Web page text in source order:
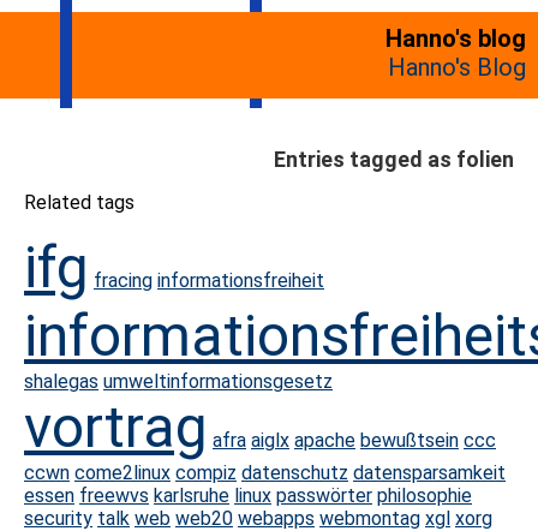
Hanno's blog
Hanno's Blog
Entries tagged as folien
Related tags
ifg fracing informationsfreiheit
shalegas umweltinformationsgesetz
vortrag afra aiglx apache bewußtsein ccc
ccwn come2linux compiz datenschutz datensparsamkeit
essen freewvs karlsruhe linux passwörter philosophie
security talk web web20 webapps webmontag xgl xorg